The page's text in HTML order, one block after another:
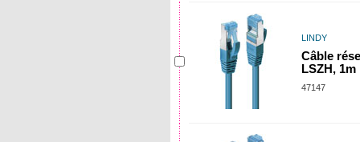
LINDY
Câble
LSZH, 1m
47147